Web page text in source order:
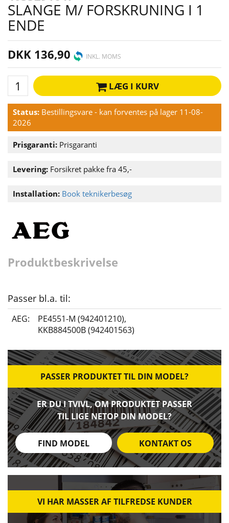
SLANGE M/ FORSKRUNING I 1
ENDE
DKK 136,90 INKL. MOMS
LÆG I KURV
Status: Bestillingsvare - kan forventes på lager 11-08-
2026
Prisgaranti: Prisgaranti
Levering: Forsikret pakke fra 45,-
Installation: Book teknikerbesøg
Produktbeskrivelse
Passer bl.a. til:
AEG: PE4551-M (942401210),
KKB884500B (942401563)
PASSER PRODUKTET TIL DIN MODEL?
ER DU I TVIVL, OM PRODUKTET PASSER
TIL LIGE NETOP DIN MODEL?
FIND MODEL KONTAKT OS
VI HAR MASSER AF TILFREDSE KUNDER